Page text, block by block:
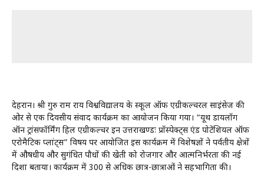
देहरादून। श्री गुरु राम राय विश्वविद्यालय के स्कूल ऑफ एग्रीकल्चरल साइंसेज की
ओर से एक दिवसीय संवाद कार्यक्रम का आयोजन किया गया। “यूथ डायलॉग
ऑन ट्रांसफॉर्मिंग हिल एग्रीकल्चर इन उत्तराखण्डः प्रॉस्पेक्ट्स एंड पोटेंशियल ऑफ
एरोमैटिक प्लांट्स” विषय पर आयोजित इस कार्यक्रम में विशेषज्ञों ने पर्वतीय क्षेत्रों
में औषधीय और सुगंधित पौधों की खेती को रोजगार और आत्मनिर्भरता की नई
दिशा बताया। कार्यक्रम में 300 से अधिक छात्र-छात्राओं ने सहभागिता की।